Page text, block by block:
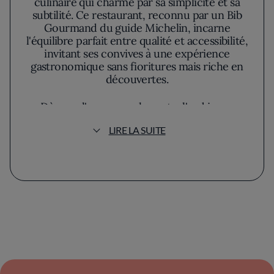
subtilité. Ce restaurant, reconnu par un Bib
Gourmand du guide Michelin, incarne
l'équilibre parfait entre qualité et accessibilité,
invitant ses convives à une expérience
gastronomique sans fioritures mais riche en
découvertes.
Dès que l'on pousse la porte, l'ambiance
un mélange harmonieux de bois chaleureux
laissent pénétrer une lumière naturelle
raconte une histoire culinaire,
LIRE LA SUITE